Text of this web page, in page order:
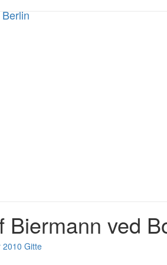
Biermann ved
2010 Gitte